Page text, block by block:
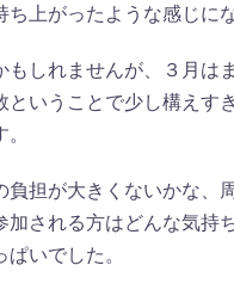
ち上がったような感じに
もしれませんが、３月は
ということで少し構えす
負担が大きくないかな、
加される方はどんな気持
いでした。